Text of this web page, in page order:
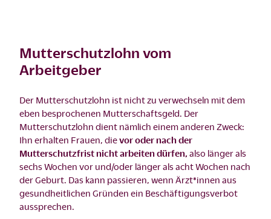
Mutterschutzlohn vom
Arbeitgeber
Der Mutterschutzlohn ist nicht zu verwechseln mit dem
eben besprochenen Mutterschaftsgeld. Der
Mutterschutzlohn dient nämlich einem anderen Zweck:
Ihn erhalten Frauen, dievor oder nach der
Mutterschutzfrist nicht arbeiten dürfen, also länger als
sechs Wochen vor und/oder länger als acht Wochen nach
der Geburt. Das kann passieren, wenn Ärzt*innen aus
gesundheitlichen Gründen ein Beschäftigungsverbot
aussprechen.